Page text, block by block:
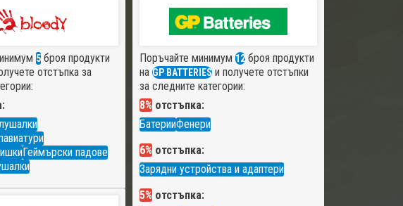
5 броя продукти
отстъпка за
Геймърски падове
Поръчайте минимум 12броя продукти
на GP BATTERIESи получете отстъпки
за следните категории:
8% отстъпка:
БатерииФенери
6% отстъпка:
Зарядни устройства и адаптери
5% отстъпка: